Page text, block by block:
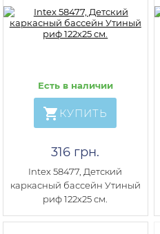
Есть в наличии
КУПИТЬ
316 грн.
Intex 58477, Детский
каркасный бассейн Утиный
риф 122х25 см.